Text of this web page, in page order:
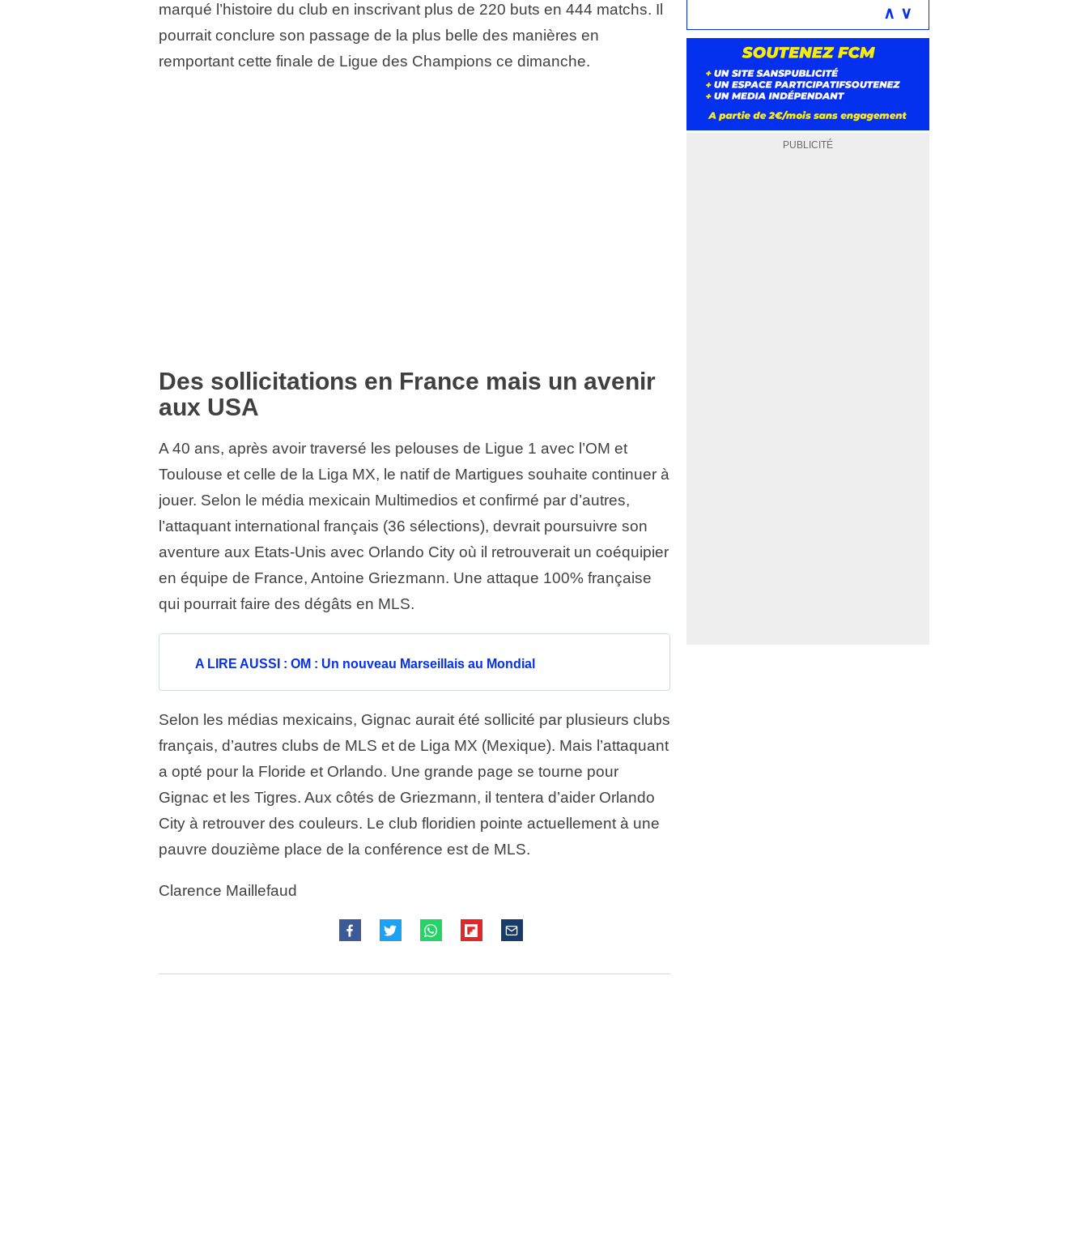
∧ ∨
PUBLICITÉ
marqué l’histoire du club en inscrivant plus de 220 buts en 444 matchs. Il
pourrait conclure son passage de la plus belle des manières en
remportant cette finale de Ligue des Champions ce dimanche.
Des sollicitations en France mais un avenir
aux USA
A 40 ans, après avoir traversé les pelouses de Ligue 1 avec l’OM et
Toulouse et celle de la Liga MX, le natif de Martigues souhaite continuer à
jouer. Selon le média mexicain Multimedios et confirmé par d’autres,
l’attaquant international français (36 sélections), devrait poursuivre son
aventure aux Etats-Unis avec Orlando City où il retrouverait un coéquipier
en équipe de France, Antoine Griezmann. Une attaque 100% française
qui pourrait faire des dégâts en MLS.
A LIRE AUSSI : OM : Un nouveau Marseillais au Mondial
Selon les médias mexicains, Gignac aurait été sollicité par plusieurs clubs
français, d’autres clubs de MLS et de Liga MX (Mexique). Mais l’attaquant
a opté pour la Floride et Orlando. Une grande page se tourne pour
Gignac et les Tigres. Aux côtés de Griezmann, il tentera d’aider Orlando
City à retrouver des couleurs. Le club floridien pointe actuellement à une
pauvre douzième place de la conférence est de MLS.
Clarence Maillefaud